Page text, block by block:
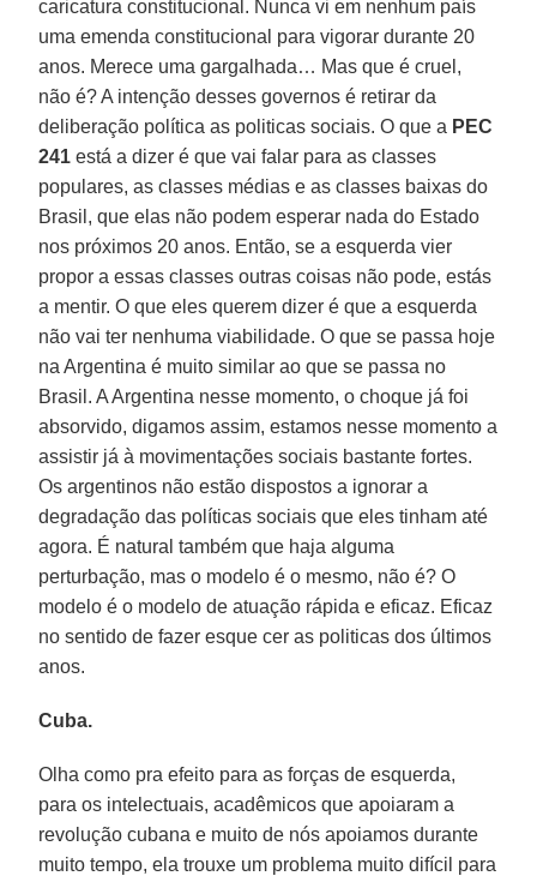
caricatura constitucional. Nunca vi em nenhum país
uma emenda constitucional para vigorar durante 20
anos. Merece uma gargalhada… Mas que é cruel,
não é? A intenção desses governos é retirar da
deliberação política as politicas sociais. O que a PEC
241 está a dizer é que vai falar para as classes
populares, as classes médias e as classes baixas do
Brasil, que elas não podem esperar nada do Estado
nos próximos 20 anos. Então, se a esquerda vier
propor a essas classes outras coisas não pode, estás
a mentir. O que eles querem dizer é que a esquerda
não vai ter nenhuma viabilidade. O que se passa hoje
na Argentina é muito similar ao que se passa no
Brasil. A Argentina nesse momento, o choque já foi
absorvido, digamos assim, estamos nesse momento a
assistir já à movimentações sociais bastante fortes.
Os argentinos não estão dispostos a ignorar a
degradação das políticas sociais que eles tinham até
agora. É natural também que haja alguma
perturbação, mas o modelo é o mesmo, não é? O
modelo é o modelo de atuação rápida e eficaz. Eficaz
no sentido de fazer esque cer as politicas dos últimos
anos.
Cuba.
Olha como pra efeito para as forças de esquerda,
para os intelectuais, acadêmicos que apoiaram a
revolução cubana e muito de nós apoiamos durante
muito tempo, ela trouxe um problema muito difícil para